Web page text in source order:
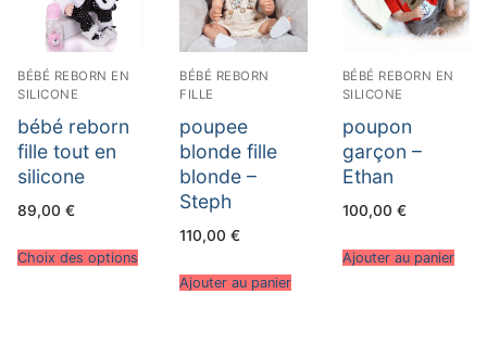
BÉBÉ REBORN EN
SILICONE
bébé reborn
fille tout en
silicone
89,00 €
Choix des options
BÉBÉ REBORN
FILLE
poupee
blonde fille
blonde –
Steph
110,00€
Ajouter au panier
BÉBÉ REBORN EN
SILICONE
poupon
garçon –
Ethan
100,00 €
Ajouter au panier